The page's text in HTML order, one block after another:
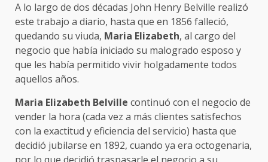
A lo largo de dos décadas John Henry Belville realizó
este trabajo a diario, hasta que en 1856 falleció,
quedando su viuda, Maria Elizabeth, al cargo del
negocio que había iniciado su malogrado esposo y
que les había permitido vivir holgadamente todos
aquellos años.
Maria Elizabeth Belville continuó con el negocio de
vender la hora (cada vez a más clientes satisfechos
con la exactitud y eficiencia del servicio) hasta que
decidió jubilarse en 1892, cuando ya era octogenaria,